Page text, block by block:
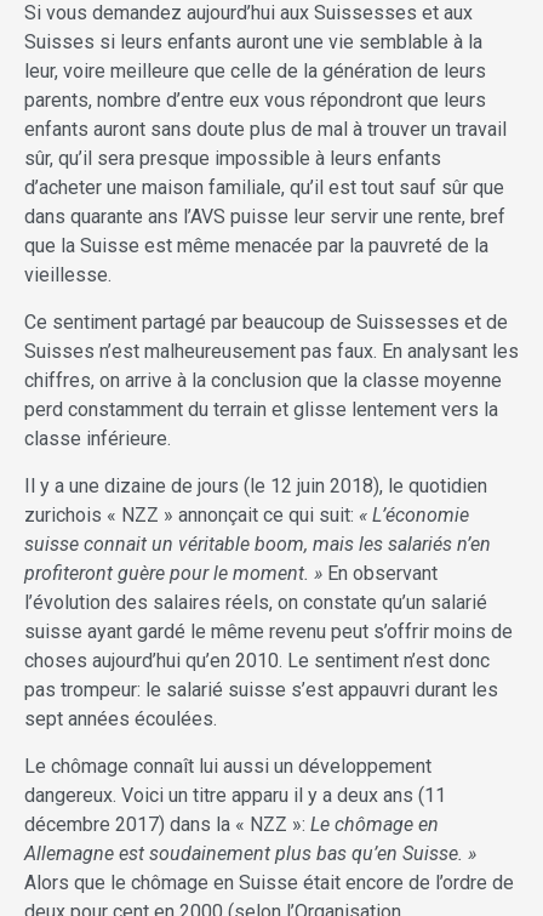
Si vous demandez aujourd’hui aux Suissesses et aux
Suisses si leurs enfants auront une vie semblable à la
leur, voire meilleure que celle de la génération de leurs
parents, nombre d’entre eux vous répondront que leurs
enfants auront sans doute plus de mal à trouver un travail
sûr, qu’il sera presque impossible à leurs enfants
d’acheter une maison familiale, qu’il est tout sauf sûr que
dans quarante ans l’AVS puisse leur servir une rente, bref
que la Suisse est même menacée par la pauvreté de la
vieillesse.
Ce sentiment partagé par beaucoup de Suissesses et de
Suisses n’est malheureusement pas faux. En analysant les
chiffres, on arrive à la conclusion que la classe moyenne
perd constamment du terrain et glisse lentement vers la
classe inférieure.
Il y a une dizaine de jours (le 12 juin 2018), le quotidien
zurichois « NZZ » annonçait ce qui suit: « L’économie
suisse connait un véritable boom, mais les salariés n’en
profiteront guère pour le moment. » En observant
l’évolution des salaires réels, on constate qu’un salarié
suisse ayant gardé le même revenu peut s’offrir moins de
choses aujourd’hui qu’en 2010. Le sentiment n’est donc
pas trompeur: le salarié suisse s’est appauvri durant les
sept années écoulées.
Le chômage connaît lui aussi un développement
dangereux. Voici un titre apparu il y a deux ans (11
décembre 2017) dans la « NZZ »: Le chômage en
Allemagne est soudainement plus bas qu’en Suisse. »
Alors que le chômage en Suisse était encore de l’ordre de